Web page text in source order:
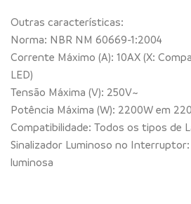
Outras características:
Norma: NBR NM 60669-1:2004
Corrente Máximo (A): 10AX (X:
LED)
Tensão Máxima (V): 250V~
Potência Máxima (W): 2200W em
Compatibilidade: Todos os tipos de
Sinalizador Luminoso no Interruptor:
luminosa